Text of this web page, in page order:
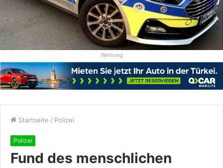
Werbung
Startseite / Polizei
Polizei
Fund des menschlichen